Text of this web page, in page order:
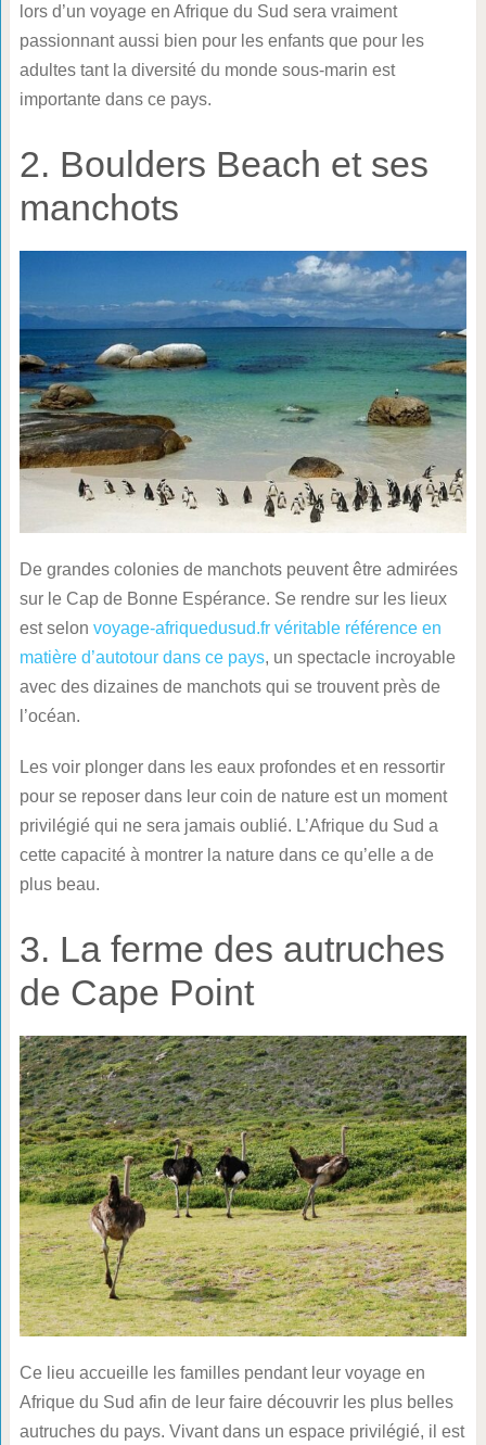
lors d’un voyage en Afrique du Sud sera vraiment
passionnant aussi bien pour les enfants que pour les
adultes tant la diversité du monde sous-marin est
importante dans ce pays.
2. Boulders Beach et ses
manchots
De grandes colonies de manchots peuvent être admirées
sur le Cap de Bonne Espérance. Se rendre sur les lieux
est selon voyage-afriquedusud.fr véritable référence en
matière d’autotour dans ce pays, un spectacle incroyable
avec des dizaines de manchots qui se trouvent près de
l’océan.
Les voir plonger dans les eaux profondes et en ressortir
pour se reposer dans leur coin de nature est un moment
privilégié qui ne sera jamais oublié. L’Afrique du Sud a
cette capacité à montrer la nature dans ce qu’elle a de
plus beau.
3. La ferme des autruches
de Cape Point
Ce lieu accueille les familles pendant leur voyage en
Afrique du Sud afin de leur faire découvrir les plus belles
autruches du pays. Vivant dans un espace privilégié, il est